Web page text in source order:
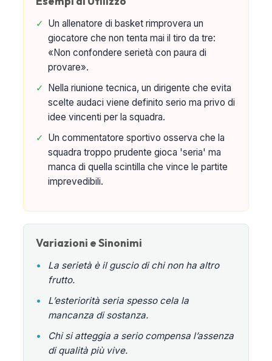
✓ Un allenatore di basket rimprovera un
giocatore che non tenta mai il tiro da tre:
«Non confondere serietà con paura di
provare».
✓ Nella riunione tecnica, un dirigente che evita
scelte audaci viene definito serio ma privo di
idee vincenti per la squadra.
✓ Un commentatore sportivo osserva che la
squadra troppo prudente gioca 'seria' ma
manca di quella scintilla che vince le partite
imprevedibili.
Variazioni e Sinonimi
•
La serietà è il guscio di chi non ha altro
frutto.
•
L’esteriorità seria spesso cela la
mancanza di sostanza.
•
Chi si atteggia a serio compensa l’assenza
di qualità più vive.